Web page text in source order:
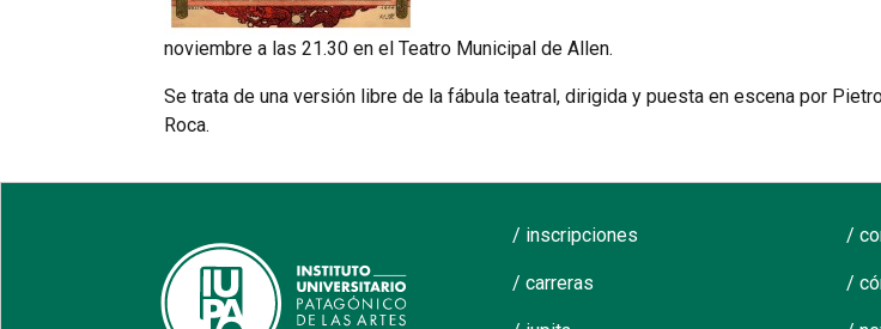
noviembre a las 21.30 en el Teatro Municipal de Allen.
Se trata de una versión libre de la fábula teatral, dirigida y puesta en escena por
Roca.
/ inscripciones
/ carreras
/
/